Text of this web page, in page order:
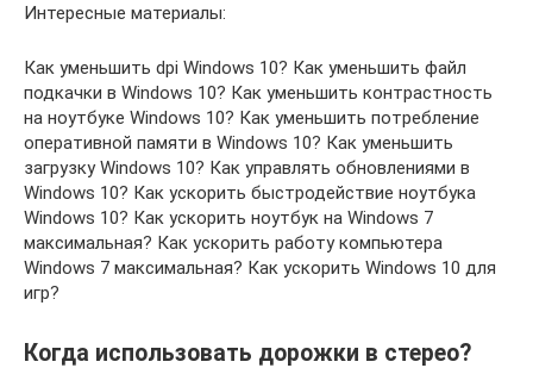
Интересные материалы:
Как уменьшить dpi Windows 10? Как уменьшить файл
подкачки в Windows 10? Как уменьшить контрастность
на ноутбуке Windows 10? Как уменьшить потребление
оперативной памяти в Windows 10? Как уменьшить
загрузку Windows 10? Как управлять обновлениями в
Windows 10? Как ускорить быстродействие ноутбука
Windows 10? Как ускорить ноутбук на Windows 7
максимальная? Как ускорить работу компьютера
Windows 7 максимальная? Как ускорить Windows 10 для
игр?
Когда использовать дорожки в стерео?